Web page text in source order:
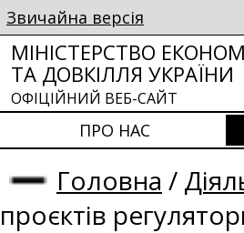
Звичайна версія
МІНІСТЕРСТВО
ТА ДОВКІЛЛЯ УКРАЇНИ
ОФІЦІЙНИЙ ВЕБ-САЙТ
ПРО НАС
Головна /
проєктів